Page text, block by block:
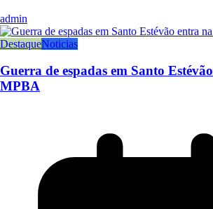
admin
DestaqueNoticias
Guerra de espadas em Santo
MPBA